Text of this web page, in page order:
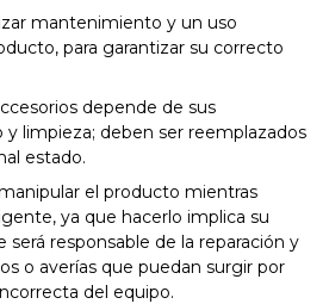
mantenimiento y un uso
para garantizar su correcto
depende de sus
y limpieza; deben ser reemplazados
estado.
el producto mientras
ya que hacerlo implica su
será responsable de la reparación y
o averías que puedan surgir por
del equipo.